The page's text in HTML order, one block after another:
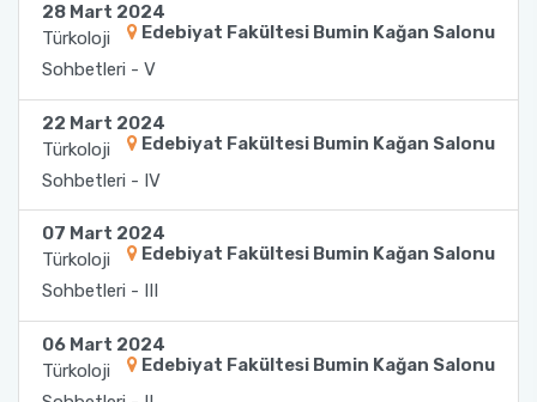
28 Mart 2024
Edebiyat Fakültesi Bumin Kağan Salonu
Türkoloji
Sohbetleri - V
22 Mart 2024
Edebiyat Fakültesi Bumin Kağan Salonu
Türkoloji
Sohbetleri - IV
07 Mart 2024
Edebiyat Fakültesi Bumin Kağan Salonu
Türkoloji
Sohbetleri - III
06 Mart 2024
Edebiyat Fakültesi Bumin Kağan Salonu
Türkoloji